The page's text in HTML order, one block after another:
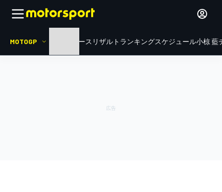
MOTOGP ニュース リザルト ランキングスケジュール小椋 藍